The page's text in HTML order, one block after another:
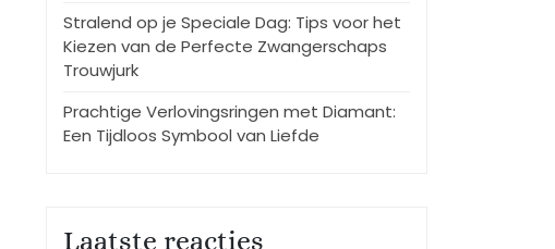
Stralend op je Speciale Dag: Tips voor het
Kiezen van de Perfecte Zwangerschaps
Trouwjurk
Prachtige Verlovingsringen met Diamant:
Een Tijdloos Symbool van Liefde
Laatste reacties